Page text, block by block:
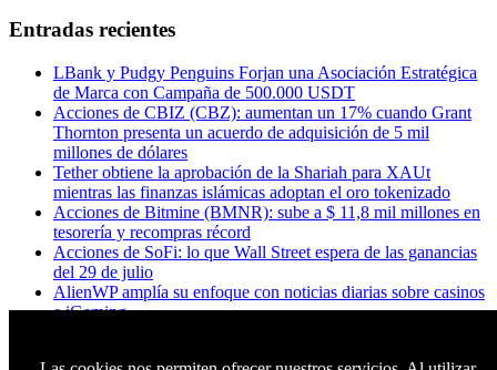
Entradas recientes
LBank y Pudgy Penguins Forjan una Asociación Estratégica
de Marca con Campaña de 500.000 USDT
Acciones de CBIZ (CBZ): aumentan un 17% cuando Grant
Thornton presenta un acuerdo de adquisición de 5 mil
millones de dólares
Tether obtiene la aprobación de la Shariah para XAUt
mientras las finanzas islámicas adoptan el oro tokenizado
Acciones de Bitmine (BMNR): sube a $ 11,8 mil millones en
tesorería y recompras récord
Acciones de SoFi: lo que Wall Street espera de las ganancias
del 29 de julio
AlienWP amplía su enfoque con noticias diarias sobre casinos
e iGaming